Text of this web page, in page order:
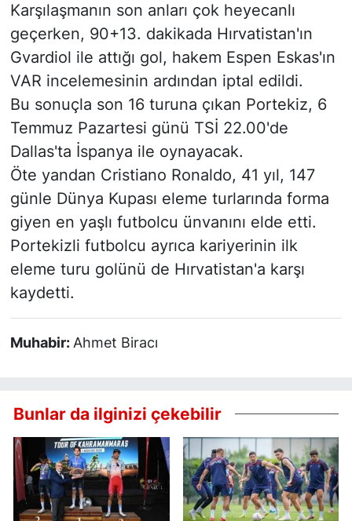
Karşılaşmanın son anları çok heyecanlı
geçerken, 90+13. dakikada Hırvatistan'ın
Gvardiol ile attığı gol, hakem Espen Eskas'ın
VAR incelemesinin ardından iptal edildi.
Bu sonuçla son 16 turuna çıkan Portekiz, 6
Temmuz Pazartesi günü TSİ 22.00'de
Dallas'ta İspanya ile oynayacak.
Öte yandan Cristiano Ronaldo, 41 yıl, 147
günle Dünya Kupası eleme turlarında forma
giyen en yaşlı futbolcu ünvanını elde etti.
Portekizli futbolcu ayrıca kariyerinin ilk
eleme turu golünü de Hırvatistan'a karşı
kaydetti.
Muhabir:Ahmet Biracı
Bunlar da ilginizi çekebilir